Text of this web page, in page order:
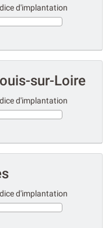
d'implantation
sur-Loire
d'implantation
d'implantation